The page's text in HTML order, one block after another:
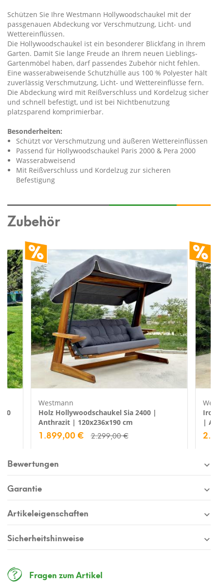
Schützen Sie Ihre Westmann Hollywoodschaukel mit der
passgenauen Abdeckung vor Verschmutzung, Licht- und
Wettereinflüssen.
Die Hollywoodschaukel ist ein besonderer Blickfang in Ihrem
Garten. Damit Sie lange Freude an Ihrem neuen Lieblings-
Gartenmöbel haben, darf passendes Zubehör nicht fehlen.
Eine wasserabweisende Schutzhülle aus 100 % Polyester hält
zuverlässig Verschmutzung, Licht- und Wettereinflüsse fern.
Die Abdeckung wird mit Reißverschluss und Kordelzug sicher
und schnell befestigt, und ist bei Nichtbenutzung
platzsparend komprimierbar.
Besonderheiten:
Schützt vor Verschmutzung und äußeren Wettereinflüssen
Passend für Hollywoodschaukel Paris 2000 & Pera 2000
Wasserabweisend
Mit Reißverschluss und Kordelzug zur sicheren
Befestigung
Zubehör
Westmann
Holz Hollywoodschaukel Sia 2400 |
Anthrazit | 120x236x190 cm
1.899,00 € 2.299,00 €
|
Bewertungen
Garantie
Artikeleigenschaften
Sicherheitshinweise
Fragen zum Artikel